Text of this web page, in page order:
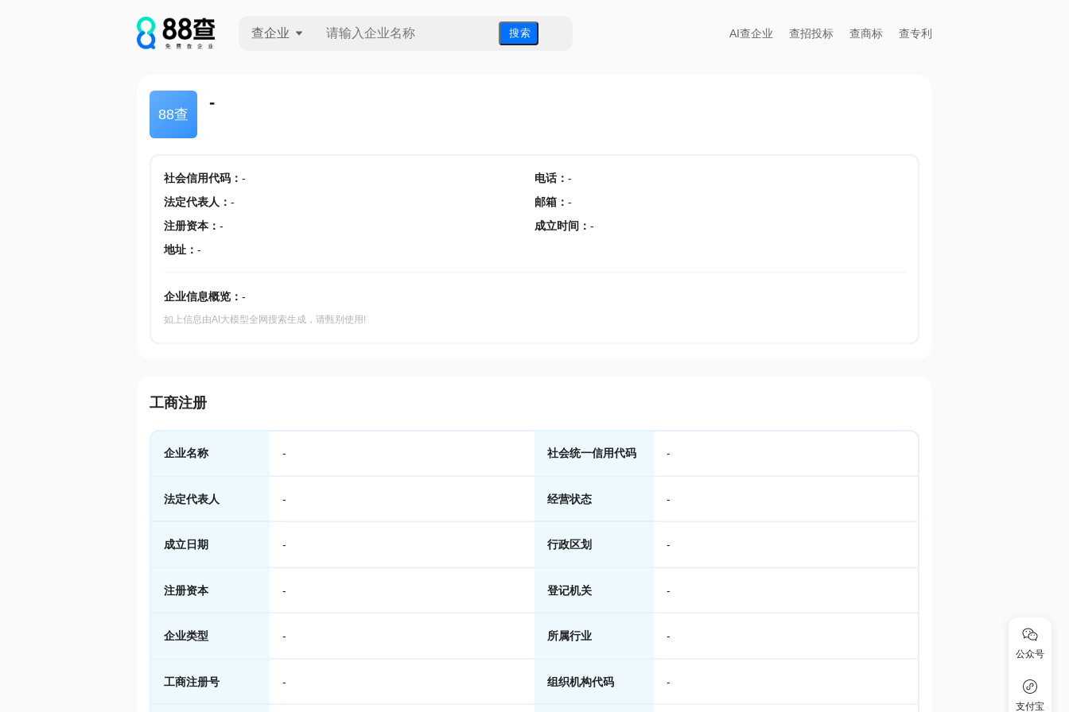
查企业 搜 索 AI查企业 查招投标 查商标 查专利
88查
-
社会信用代码： - 电话： -
法定代表人 ： - 邮箱 ： -
注册资本： - 成立时间 ： -
地址： -
企业信息概览： -
如上信息由AI大模型全网搜索生成，请甄别使用!
工商注册
企业名称 - 社会统一信用代码 -
法定代表人 - 经营状态 -
成立日期 - 行政区划 -
注册资本 - 登记机关 -
企业类型 - 所属行业 -
工商注册号 - 组织机构代码 -
公众号
支付宝